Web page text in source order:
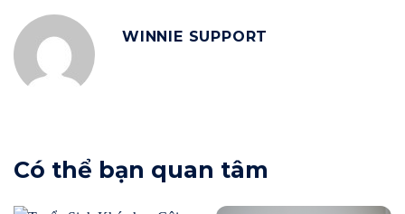
WINNIE SUPPORT
Có thể bạn quan tâm